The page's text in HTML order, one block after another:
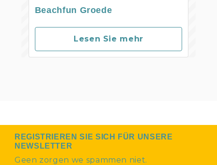
Beachfun Groede
Lesen Sie mehr
REGISTRIEREN SIE SICH FÜR UNSERE
NEWSLETTER
Geen zorgen we spammen niet.